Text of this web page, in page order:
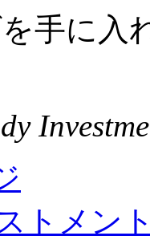
手に入
トメン